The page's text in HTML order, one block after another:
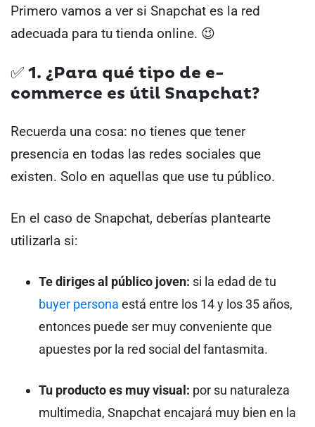
Primero vamos a ver si Snapchat es la red
adecuada para tu tienda online. 😉
✅ 1. ¿Para qué tipo de e-
commerce es útil Snapchat?
Recuerda una cosa: no tienes que tener
presencia en todas las redes sociales que
existen. Solo en aquellas que use tu público.
En el caso de Snapchat, deberías plantearte
utilizarla si:
Te diriges al público joven: si la edad de tu
buyer persona está entre los 14 y los 35 años,
entonces puede ser muy conveniente que
apuestes por la red social del fantasmita.
Tu producto es muy visual: por su naturaleza
multimedia, Snapchat encajará muy bien en la